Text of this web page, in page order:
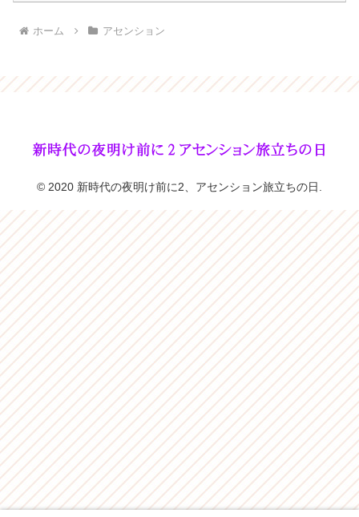
ホーム アセンション
© 2020 新時代の夜明け前に2、アセンション旅立ちの日.